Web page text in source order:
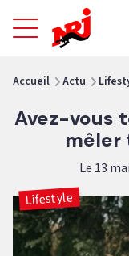
NRJ -
Accueil Actu
Avez-vous
mêler
Le 13
Lifestyle